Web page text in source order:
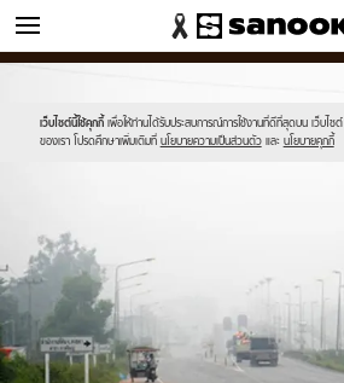
ข่าว
เว็บไซต์นี้ใช้คุกกี้ เพื่อให้ท่านได้รับประสบการณ์การใช้งานที่ดีที่สุดบน เว็บไซต์
ของเรา โปรดศึกษาเพิ่มเติมที่ นโยบายความเป็นส่วนตัว และ นโยบายคุกกี้
sanook.png